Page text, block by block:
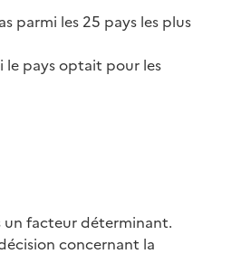
parmi les 25 pays les plus
le pays optait pour les
un facteur déterminant.
concernant la